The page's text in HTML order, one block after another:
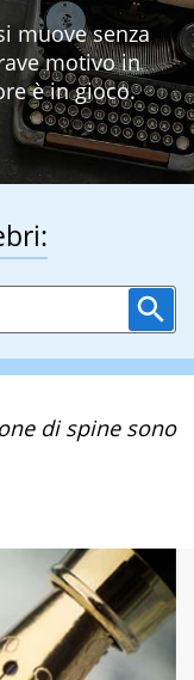
muove senza
motivo in
è in gioco.
di spine sono